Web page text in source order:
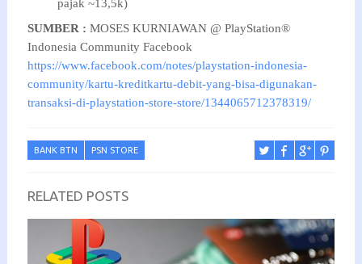
pajak ~13,5k)
SUMBER : MOSES KURNIAWAN @ PlayStation®
Indonesia Community Facebook
https://www.facebook.com/notes/playstation-indonesia-
community/kartu-kreditkartu-debit-yang-bisa-digunakan-
transaksi-di-playstation-store-store/1344065712378319/
BANK BTN PSN STORE
RELATED POSTS